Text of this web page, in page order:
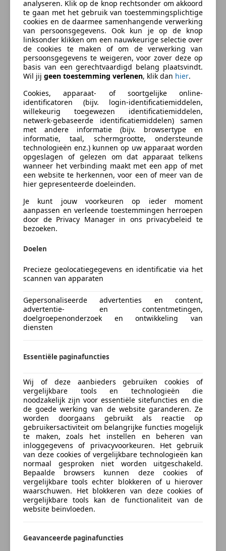
Kilometerstand
217.425 km
Bouwjaar
06/2009
APK
06/2027
Technische Gegevens
Transmissie
Automatisch
Cilinderinhoud
1.995 cm³
Cilinders
4
Leeggewicht
1.565 kg
Energieverbruik
Emissieklasse
Euro 4
Brandstof
Benzine
Opties
Comfort en gemak
Airconditioning
Armsteun
Automatische klimaatregeling
Cruise control
Elektrische ramen
Elektrische stoelverstelling
meer
Kleur en Bekleding
Kleur
analyseren. Klik op de knop rechtsonder om akkoord
te gaan met het gebruik van toestemmingsplichtige
cookies en de daarmee samenhangende verwerking
van persoonsgegevens. Ook kun je op de knop
linksonder klikken om een nauwkeurige selectie over
de cookies te maken of om de verwerking van
persoonsgegevens te weigeren, voor zover deze op
basis van een gerechtvaardigd belang plaatsvindt.
Wil jij geen toestemming verlenen, klik dan hier.
Cookies, apparaat- of soortgelijke online-
identificatoren (bijv. login-identificatiemiddelen,
willekeurig toegewezen identificatiemiddelen,
netwerk-gebaseerde identificatiemiddelen) samen
met andere informatie (bijv. browsertype en
informatie, taal, schermgrootte, ondersteunde
technologieën enz.) kunnen op uw apparaat worden
opgeslagen of gelezen om dat apparaat telkens
wanneer het verbinding maakt met een app of met
een website te herkennen, voor een of meer van de
hier gepresenteerde doeleinden.
Je kunt jouw voorkeuren op ieder moment
aanpassen en verleende toestemmingen herroepen
door de Privacy Manager in ons privacybeleid te
bezoeken.
Doelen
Precieze geolocatiegegevens en identificatie via het
scannen van apparaten
Gepersonaliseerde advertenties en content,
advertentie- en contentmetingen,
doelgroepenonderzoek en ontwikkeling van
diensten
Essentiële paginafuncties
Wij of deze aanbieders gebruiken cookies of
vergelijkbare tools en technologieën die
noodzakelijk zijn voor essentiële sitefuncties en die
de goede werking van de website garanderen. Ze
worden doorgaans gebruikt als reactie op
gebruikersactiviteit om belangrijke functies mogelijk
te maken, zoals het instellen en beheren van
inloggegevens of privacyvoorkeuren. Het gebruik
van deze cookies of vergelijkbare technologieën kan
normaal gesproken niet worden uitgeschakeld.
Bepaalde browsers kunnen deze cookies of
vergelijkbare tools echter blokkeren of u hierover
waarschuwen. Het blokkeren van deze cookies of
vergelijkbare tools kan de functionaliteit van de
website beïnvloeden.
Geavanceerde paginafuncties